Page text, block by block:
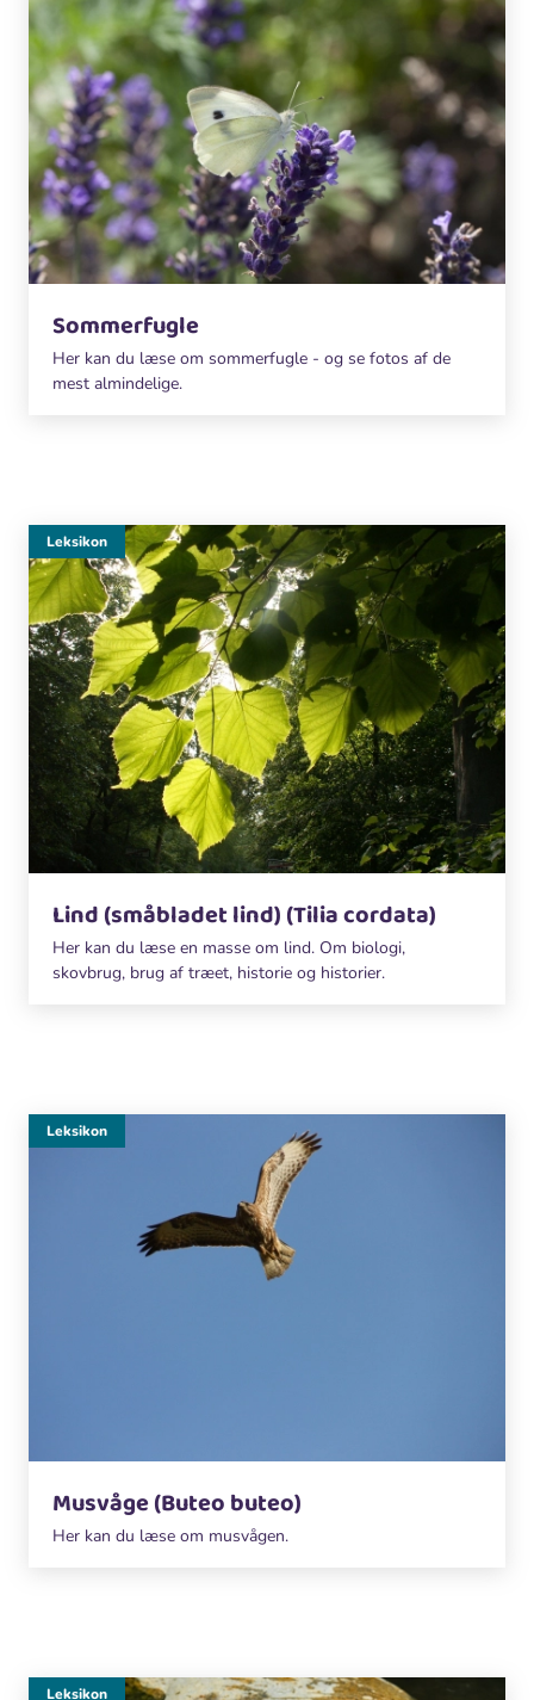
Sommerfugle
Her kan du læse om sommerfugle - og se fotos af de
mest almindelige.
Lind (småbladet lind) (Tilia cordata)
Her kan du læse en masse om lind. Om biologi,
skovbrug, brug af træet, historie og historier.
Leksikon
Musvåge (Buteo buteo)
Her kan du læse om musvågen.
Leksikon
Leksikon